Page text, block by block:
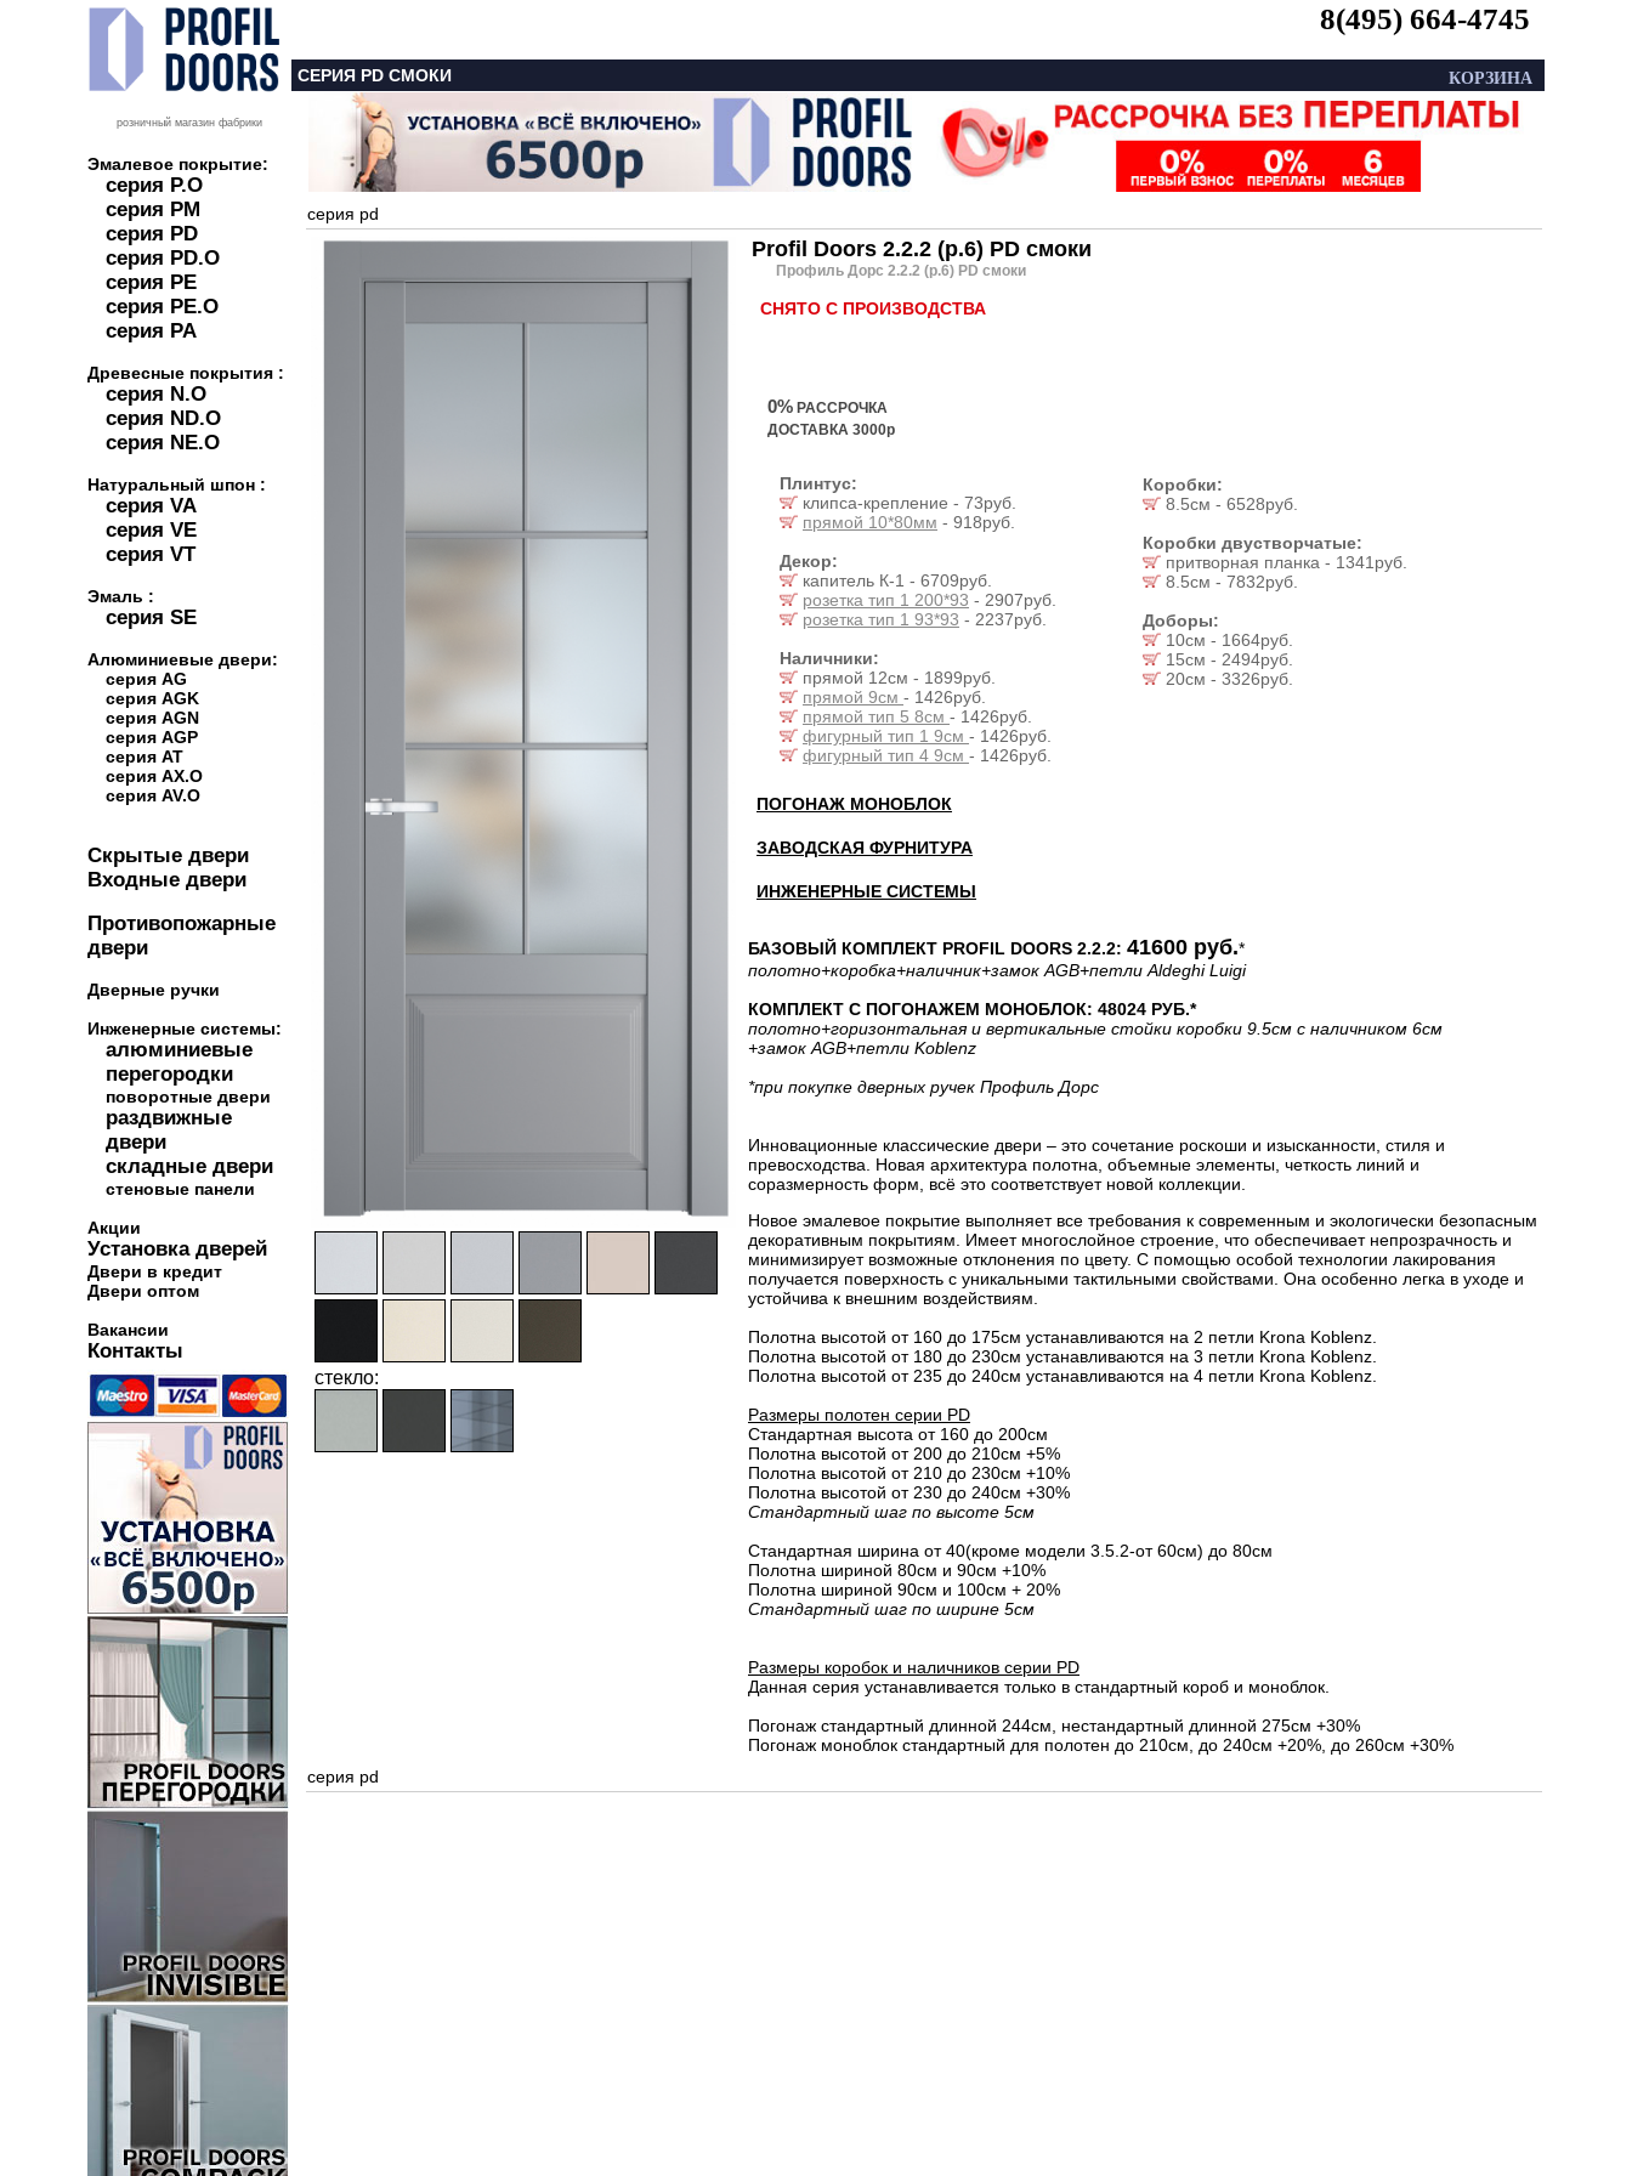
розничный магазин фабрики
Эмалевое покрытие:
серия P.O
серия PM
серия PD
серия PD.O
серия PE
серия PE.O
серия PA
Древесные покрытия :
серия N.O
серия ND.O
серия NE.O
Натуральный шпон :
серия VA
серия VE
серия VT
Эмаль :
серия SE
Алюминиевые двери:
серия AG
серия AGK
серия AGN
серия AGP
серия AT
серия AX.O
серия AV.O
Скрытые двери
Входные двери
Противопожарные
двери
Дверные ручки
Инженерные системы:
алюминиевые
перегородки
поворотные двери
раздвижные
двери
складные двери
стеновые панели
Акции
Установка дверей
Двери в кредит
Двери оптом
Вакансии
Контакты
8(495) 664-4745
КОРЗИНА
СЕРИЯ PD СМОКИ
серия pd
стекло:
Profil Doors 2.2.2 (р.6) PD смоки
Профиль Дорс 2.2.2 (р.6) PD смоки
СНЯТО С ПРОИЗВОДСТВА
0% РАССРОЧКА
ДОСТАВКА 3000р
Плинтус:
клипса-крепление - 73руб.
прямой 10*80мм - 918руб.
Декор:
капитель К-1 - 6709руб.
розетка тип 1 200*93 - 2907руб.
розетка тип 1 93*93 - 2237руб.
Наличники:
прямой 12см - 1899руб.
прямой 9см - 1426руб.
прямой тип 5 8см - 1426руб.
фигурный тип 1 9см - 1426руб.
фигурный тип 4 9см - 1426руб.
Коробки:
8.5см - 6528руб.
Коробки двустворчатые:
притворная планка - 1341руб.
8.5см - 7832руб.
Доборы:
10см - 1664руб.
15см - 2494руб.
20см - 3326руб.
ПОГОНАЖ МОНОБЛОК
ЗАВОДСКАЯ ФУРНИТУРА
ИНЖЕНЕРНЫЕ СИСТЕМЫ
БАЗОВЫЙ КОМПЛЕКТ PROFIL DOORS 2.2.2: 41600 руб.*
полотно+коробка+наличник+замок AGB+петли Aldeghi Luigi
КОМПЛЕКТ С ПОГОНАЖЕМ МОНОБЛОК: 48024 РУБ.*
полотно+горизонтальная и вертикальные стойки коробки 9.5см с наличником 6см
+замок AGB+петли Koblenz
*при покупке дверных ручек Профиль Дорс
Инновационные классические двери – это сочетание роскоши и изысканности, стиля и
превосходства. Новая архитектура полотна, объемные элементы, четкость линий и
соразмерность форм, всё это соответствует новой коллекции.
Новое эмалевое покрытие выполняет все требования к современным и экологически безопасным
декоративным покрытиям. Имеет многослойное строение, что обеспечивает непрозрачность и
минимизирует возможные отклонения по цвету. С помощью особой технологии лакирования
получается поверхность с уникальными тактильными свойствами. Она особенно легка в уходе и
устойчива к внешним воздействиям.
Полотна высотой от 160 до 175см устанавливаются на 2 петли Krona Koblenz.
Полотна высотой от 180 до 230см устанавливаются на 3 петли Krona Koblenz.
Полотна высотой от 235 до 240см устанавливаются на 4 петли Krona Koblenz.
Размеры полотен серии PD
Стандартная высота от 160 до 200см
Полотна высотой от 200 до 210см +5%
Полотна высотой от 210 до 230см +10%
Полотна высотой от 230 до 240см +30%
Стандартный шаг по высоте 5см
Стандартная ширина от 40(кроме модели 3.5.2-от 60см) до 80см
Полотна шириной 80cм и 90cм +10%
Полотна шириной 90см и 100см + 20%
Стандартный шаг по ширине 5см
Размеры коробок и наличников серии PD
Данная серия устанавливается только в стандартный короб и моноблок.
Погонаж стандартный длинной 244см, нестандартный длинной 275см +30%
Погонаж моноблок стандартный для полотен до 210см, до 240см +20%, до 260см +30%
серия pd